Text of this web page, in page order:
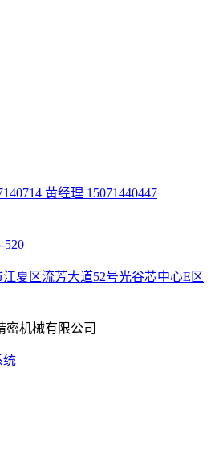
黄经理 15071440447
520
夏区流芳大道52号光谷芯中心E区
密机械有限公司
统